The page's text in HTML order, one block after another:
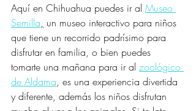
Aquí en Chihuahua puedes ir al Museo
Semilla, un museo interactivo para niños
que tiene un recorrido padrísimo para
disfrutar en familia, o bien puedes
tomarte una mañana para ir al zoológico
de Aldama, es una experiencia divertida
y diferente, además los niños disfrutan